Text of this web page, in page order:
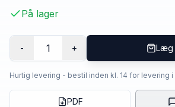
På lager
- 1 + Læg
Hurtig levering - bestil inden kl. 14 for levering i
PDF